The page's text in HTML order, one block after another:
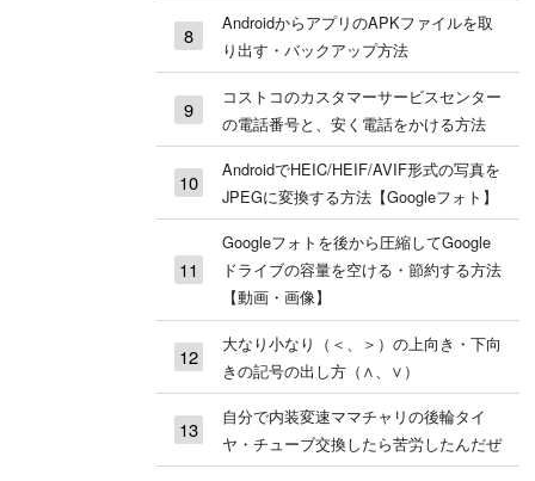
AndroidからアプリのAPKファイルを取
り出す・バックアップ方法
コストコのカスタマーサービスセンター
の電話番号と、安く電話をかける方法
AndroidでHEIC/HEIF/AVIF形式の写真を
JPEGに変換する方法【Googleフォト】
Googleフォトを後から圧縮してGoogle
ドライブの容量を空ける・節約する方法
【動画・画像】
大なり小なり（＜、＞）の上向き・下向
きの記号の出し方（∧、∨）
自分で内装変速ママチャリの後輪タイ
ヤ・チューブ交換したら苦労したんだぜ